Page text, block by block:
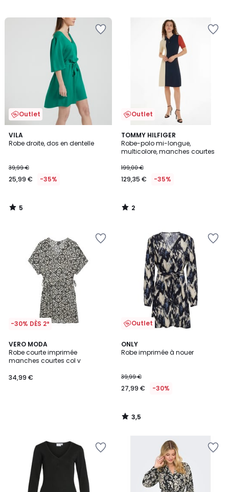
Outlet
VILA
Robe droite, dos en dentelle
39,99 €
25,99 € -35%
5
/
5
/
Outlet
TOMMY HILFIGER
Robe-polo mi-longue,
multicolore, manches courtes
199,00 €
129,35 € -35%
2
/
5
2
/
-30% DÈS 2*
VERO MODA
Robe courte imprimée
manches courtes col v
34,99 €
Outlet
ONLY
Robe imprimée à nouer
39,99 €
27,99 € -30%
3,5
/ 5
3,5
/